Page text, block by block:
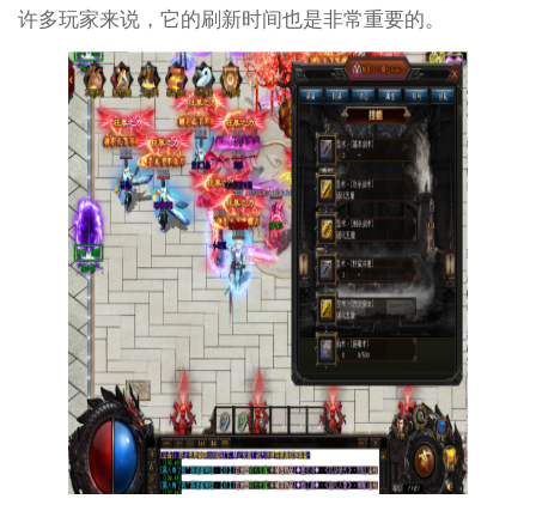
许多玩家来说，它的刷新时间也是非常重要的。